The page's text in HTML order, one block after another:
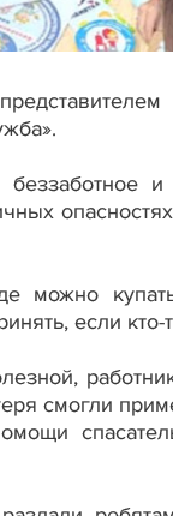
можно
если кто-
смогли